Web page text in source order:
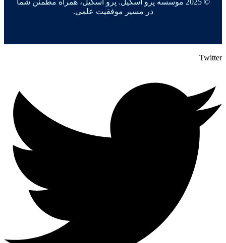
© 2025 موسسه پرو اسکیل. پرو اسکیل، همراه مطمئن شما
در مسیر موفقیت علمی.
Twitter